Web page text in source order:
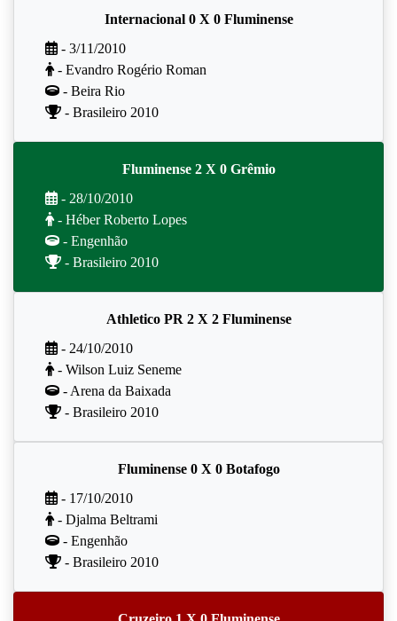
Internacional 0 X 0 Fluminense
- 3/11/2010
- Evandro Rogério Roman
- Beira Rio
- Brasileiro 2010
Fluminense 2 X 0 Grêmio
- 28/10/2010
- Héber Roberto Lopes
- Engenhão
- Brasileiro 2010
Athletico PR 2 X 2 Fluminense
- 24/10/2010
- Wilson Luiz Seneme
- Arena da Baixada
- Brasileiro 2010
Fluminense 0 X 0 Botafogo
- 17/10/2010
- Djalma Beltrami
- Engenhão
- Brasileiro 2010